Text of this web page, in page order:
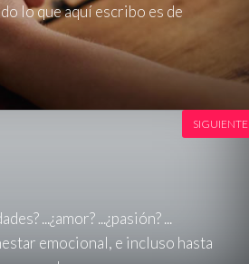
lo que aquí escribo es de
...¿amor? ...¿pasión? ...
emocional, e incluso hasta
SIGUIENTE